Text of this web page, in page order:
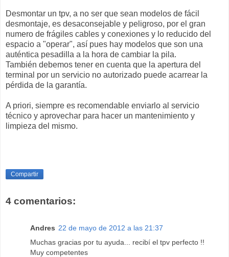
Desmontar un tpv, a no ser que sean modelos de fácil
desmontaje, es desaconsejable y peligroso, por el gran
numero de frágiles cables y conexiones y lo reducido del
espacio a "operar", así pues hay modelos que son una
auténtica pesadilla a la hora de cambiar la pila.
También debemos tener en cuenta que la apertura del
terminal por un servicio no autorizado puede acarrear la
pérdida de la garantía.
A priori, siempre es recomendable enviarlo al servicio
técnico y aprovechar para hacer un mantenimiento y
limpieza del mismo.
Compartir
4 comentarios:
Andres 22 de mayo de 2012 a las 21:37
Muchas gracias por tu ayuda... recibí el tpv perfecto !!
Muy competentes